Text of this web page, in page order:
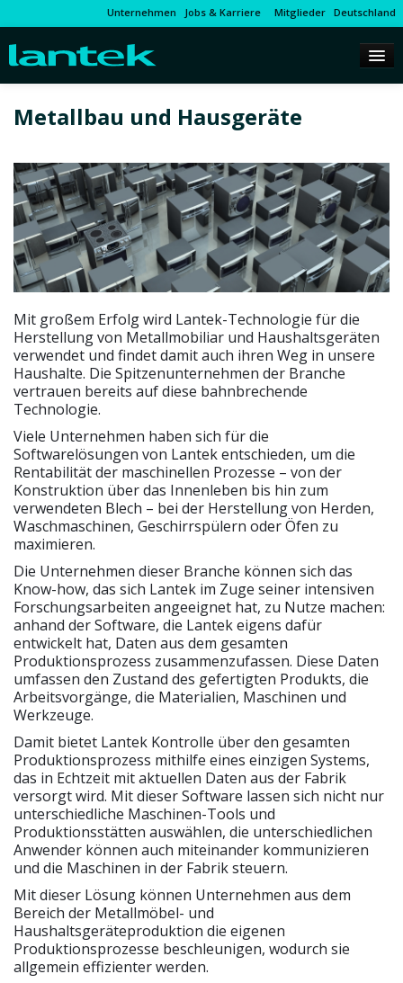
Unternehmen Jobs & Karriere Mitglieder Deutschland
Metallbau und Hausgeräte
Mit großem Erfolg wird Lantek-Technologie für die
Herstellung von Metallmobiliar und Haushaltsgeräten
verwendet und findet damit auch ihren Weg in unsere
Haushalte. Die Spitzenunternehmen der Branche
vertrauen bereits auf diese bahnbrechende
Technologie.
Viele Unternehmen haben sich für die
Softwarelösungen von Lantek entschieden, um die
Rentabilität der maschinellen Prozesse – von der
Konstruktion über das Innenleben bis hin zum
verwendeten Blech – bei der Herstellung von Herden,
Waschmaschinen, Geschirrspülern oder Öfen zu
maximieren.
Die Unternehmen dieser Branche können sich das
Know-how, das sich Lantek im Zuge seiner intensiven
Forschungsarbeiten angeeignet hat, zu Nutze machen:
anhand der Software, die Lantek eigens dafür
entwickelt hat, Daten aus dem gesamten
Produktionsprozess zusammenzufassen. Diese Daten
umfassen den Zustand des gefertigten Produkts, die
Arbeitsvorgänge, die Materialien, Maschinen und
Werkzeuge.
Damit bietet Lantek Kontrolle über den gesamten
Produktionsprozess mithilfe eines einzigen Systems,
das in Echtzeit mit aktuellen Daten aus der Fabrik
versorgt wird. Mit dieser Software lassen sich nicht nur
unterschiedliche Maschinen-Tools und
Produktionsstätten auswählen, die unterschiedlichen
Anwender können auch miteinander kommunizieren
und die Maschinen in der Fabrik steuern.
Mit dieser Lösung können Unternehmen aus dem
Bereich der Metallmöbel- und
Haushaltsgeräteproduktion die eigenen
Produktionsprozesse beschleunigen, wodurch sie
allgemein effizienter werden.